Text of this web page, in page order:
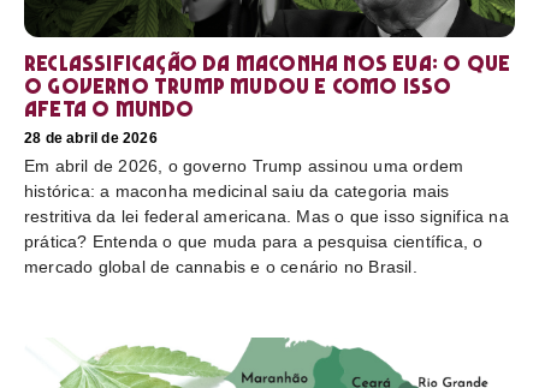
Reclassificação da maconha nos EUA: o que
o governo Trump mudou e como isso
afeta o mundo
28 de abril de 2026
Em abril de 2026, o governo Trump assinou uma ordem
histórica: a maconha medicinal saiu da categoria mais
restritiva da lei federal americana. Mas o que isso significa na
prática? Entenda o que muda para a pesquisa científica, o
mercado global de cannabis e o cenário no Brasil.